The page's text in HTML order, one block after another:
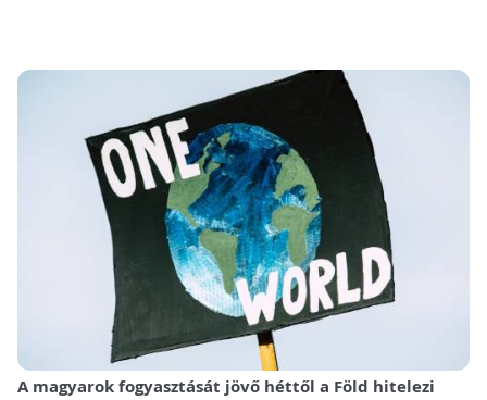
A magyarok fogyasztását jövő héttől a Föld hitelezi